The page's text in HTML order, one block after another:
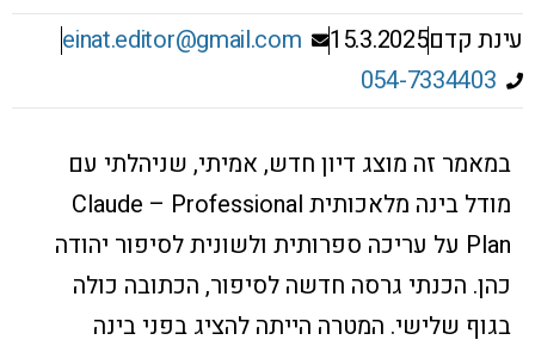
עינת קדם15.3.2025
einat.editor@gmail.com
054-7334403
במאמר זה מוצג דיון חדש, אמיתי, שניהלתי עם
מודל בינה מלאכותית Claude – Professional
Plan על עריכה ספרותית ולשונית לסיפור יהודה
כהן. הכנתי גרסה חדשה לסיפור, הכתובה כולה
בגוף שלישי. המטרה הייתה להציג בפני בינה